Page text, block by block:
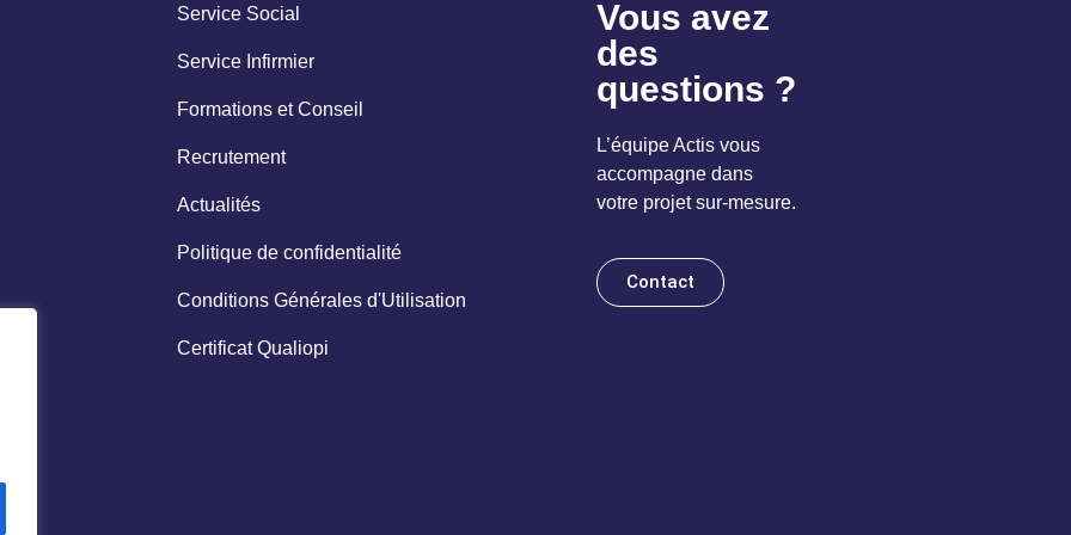
Service Social
Service Infirmier
Formations et Conseil
Recrutement
Actualités
Politique de confidentialité
Conditions Générales d'Utilisation
Certificat Qualiopi
Vous avez
des
questions ?
L’équipe Actis vous
accompagne dans
votre projet sur-mesure.
Contact